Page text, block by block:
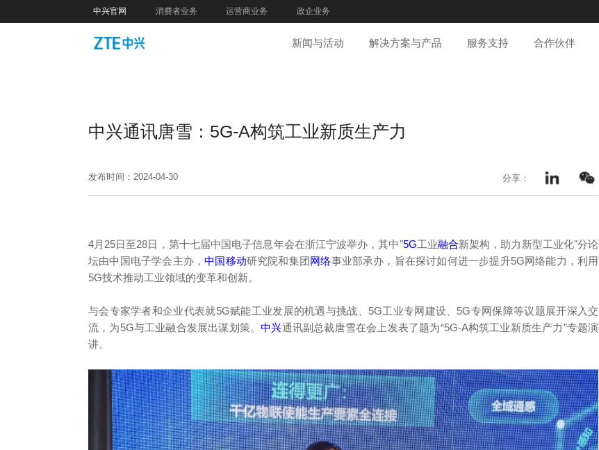
中兴官网 消费者业务 运营商业务 政企业务
新闻与活动 解决方案与产品 服务支持 合作伙伴
中兴通讯唐雪：5G-A构筑工业新质生产力
发布时间：2024-04-30 分享：
4月25日至28日，第十七届中国电子信息年会在浙江宁波举办，其中"5G工业融合新架构，助力新型工业化"分论
坛由中国电子学会主办，中国移动研究院和集团 网络事业部承办，旨在探讨如何进一步提升5G网络能力，利用
5G技术推动工业领域的变革和创新。
与会专家学者和企业代表就5G赋能工业发展的机遇与挑战、5G工业专网建设、5G专网保障等议题展开深入交
流，为5G与工业融合发展出谋划策。中兴通讯副总裁唐雪在会上发表了题为“5G-A构筑工业新质生产力”专题演
讲。